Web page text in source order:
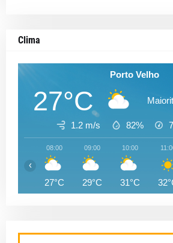
Clima
Porto Velho
27°C
1.2 m/s 82%
08:00
27°C
09:00
29°C
10:00
31°C
‹